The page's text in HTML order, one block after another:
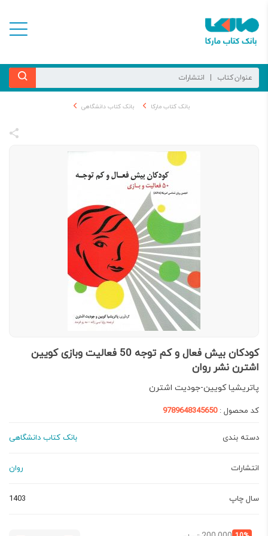
بانک کتاب مارکا بانک کتاب دانشگاهی
کودکان بیش فعال و کم توجه 50 فعالیت وبازی کویین
اشترن نشر روان
پاتریشیا کویین-جودیت اشترن
کد محصول :9789648345650
دسته بندی بانک کتاب دانشگاهی
انتشارات روان
سال چاپ 1403